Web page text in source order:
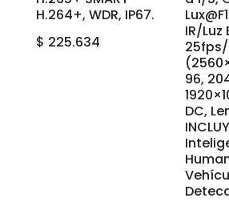
H.264+, WDR, IP67.
$ 225.634
IR/Luz
96,
DC,